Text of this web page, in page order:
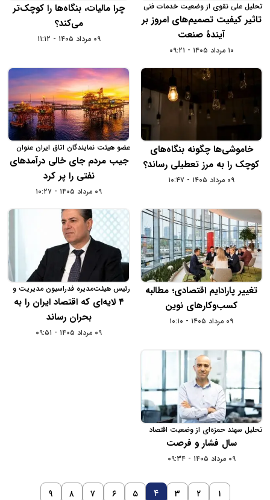
تحلیل علی نقوی از وضعیت خدمات فنی
و مهندسی در سال 1404
تاثیر کیفیت تصمیم‌های امروز بر
آیندۀ صنعت
۱۰ مرداد ۱۴۰۵ - ۰۹:۲۱
چرا مالیات، بنگاه‌ها را کوچک‌تر
می‌کند؟
۰۹ مرداد ۱۴۰۵ - ۱۱:۱۲
خاموشی‌ها چگونه بنگاه‌های
کوچک را به مرز تعطیلی رساند؟
۰۹ مرداد ۱۴۰۵ - ۱۰:۴۷
عضو هیئت نمایندگان اتاق ایران عنوان
کرد:
جیب مردم جای خالی درآمدهای
نفتی را پر کرد
۰۹ مرداد ۱۴۰۵ - ۱۰:۲۷
تغییر پارادایم اقتصادی؛ مطالبه
کسب‌وکارهای نوین
۰۹ مرداد ۱۴۰۵ - ۱۰:۱۰
رئیس هیئت‌مدیره فدراسیون مدیریت و
مشاوران کسب‌وکار ایران:
۴ لایه‌ای که اقتصاد ایران را به
بحران رساند
۰۹ مرداد ۱۴۰۵ - ۰۹:۵۱
تحلیل سهند حمزه‌ای از وضعیت اقتصاد
دیجیتال در سال 1404سال فشار و فرصت
۰۹ مرداد ۱۴۰۵ - ۰۹:۳۴
۱ ۲ ۳ ۴ ۵ ۶ ۷ ۸ ۹